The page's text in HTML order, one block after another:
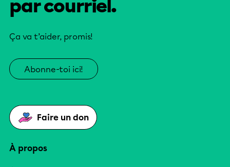
par courriel.
Ça va t’aider, promis!
Abonne-toi ici!
Faire un don
À propos